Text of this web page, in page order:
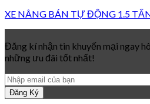
XE NÂNG BÁN TỰ ĐỘNG 1.5
Đăng kí nhận tin khuyến mại ngay
những ưu đãi tốt nhất!